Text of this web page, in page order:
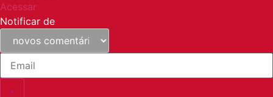
Acessar
Notificar de